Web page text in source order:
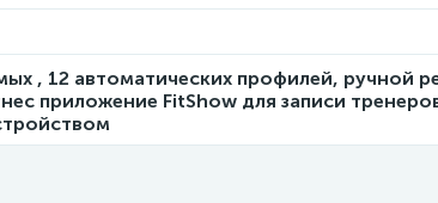
, 12 автоматических профилей, ручной
приложение FitShow для записи